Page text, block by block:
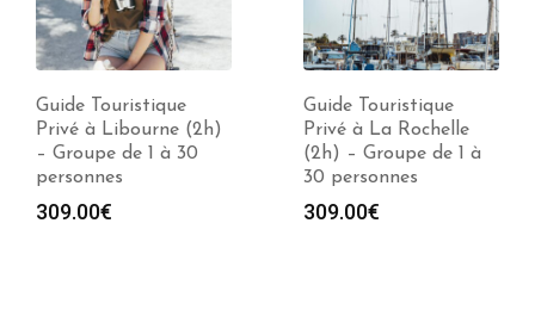
Guide Touristique
Privé à Libourne (2h)
– Groupe de 1 à 30
personnes
309.00€
Guide Touristique
Privé à La Rochelle
(2h) – Groupe de 1 à
30 personnes
309.00€